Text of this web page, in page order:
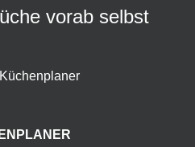
vorab selbst